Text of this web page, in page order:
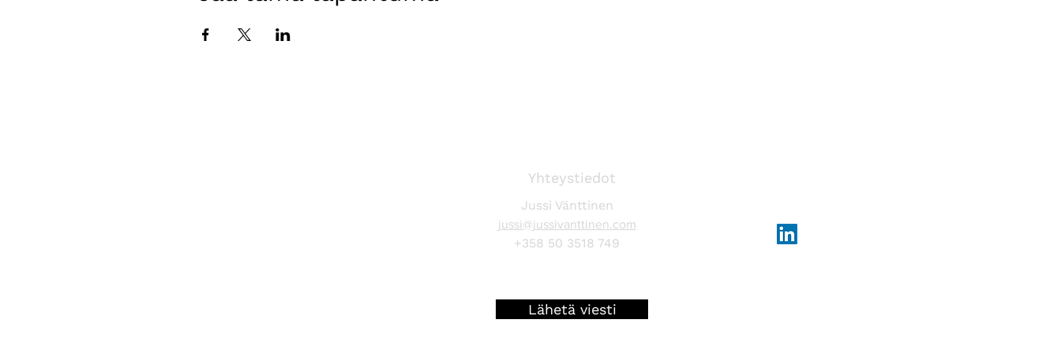
Yhteystiedot
Jussi Vänttinen
jussi@jussivanttinen.com
+358 50 3518 749
Lähetä viesti